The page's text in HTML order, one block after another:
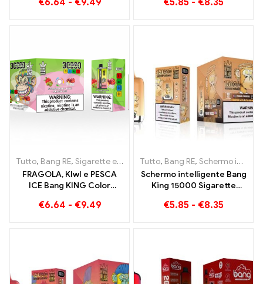
treno pieno di sapore con
€6.64 - €9.49
Jelly Bang King Smart
€5.85 - €8.35
Tutto, Bang RE, Sigarette elettroniche usa e getta Lituania ,
FRAGOLA, KIwI e PESCA
ICE Bang KING Color
Elettronica Usa e Getta
€6.64 - €9.49
Tutto, Bang RE, Schermo intelligente Bang King 15000 Soffio
Schermo intelligente Bang
King 15000 Sigarette
Puff Peach Freeze
€5.85 - €8.35